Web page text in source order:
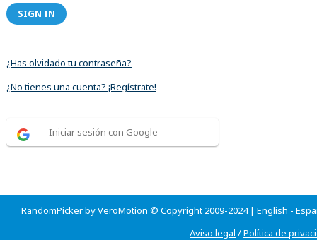
SIGN IN
¿Has olvidado tu contraseña?
¿No tienes una cuenta? ¡Regístrate!
Iniciar sesión con Google
RandomPicker by VeroMotion © Copyright 2009-2024 | English -
Aviso legal /Política de